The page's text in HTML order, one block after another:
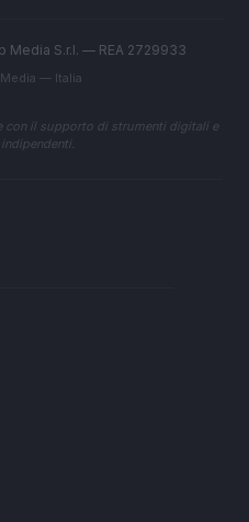
Media S.r.l. — REA 2729933
— Italia
con il supporto di strumenti digitali e